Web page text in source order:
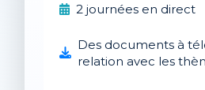
2 journées en direct
Des documents à
relation avec les